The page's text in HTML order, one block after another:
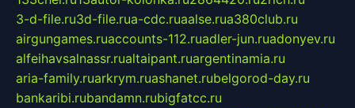
3-d-file.ru3d-file.rua-cdc.ruaalse.rua380club.ru
airgungames.ruaccounts-112.ruadler-jun.ruadonyev.ru
alfeihavsalnassr.rualtaipant.ruargentinamia.ru
aria-family.ruarkrym.ruashanet.rubelgorod-day.ru
bankaribi.rubandamn.rubigfatcc.ru